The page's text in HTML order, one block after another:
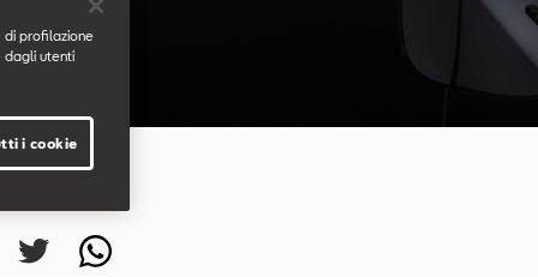
di profilazione
dagli utenti
i cookie